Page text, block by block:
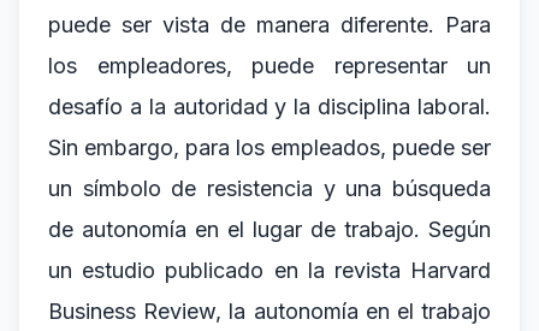
puede ser vista de manera diferente. Para
los empleadores, puede representar un
desafío a la autoridad y la disciplina laboral.
Sin embargo, para los empleados, puede ser
un símbolo de resistencia y una búsqueda
de autonomía en el lugar de trabajo. Según
un estudio publicado en la revista Harvard
Business Review, la autonomía en el trabajo